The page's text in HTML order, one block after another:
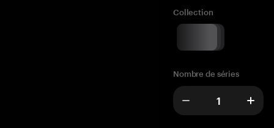
Collection
Nombre de séries